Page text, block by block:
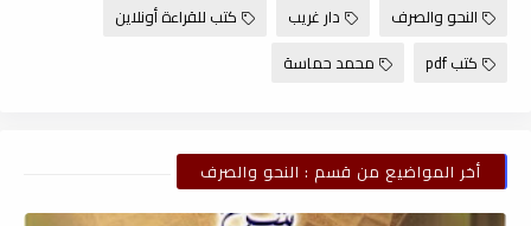
النحو والصرف دار غريب
كتب للقراءة أونلاين
كتب pdf
محمد حماسة
أخر المواضيع من قسم : النحو والصرف